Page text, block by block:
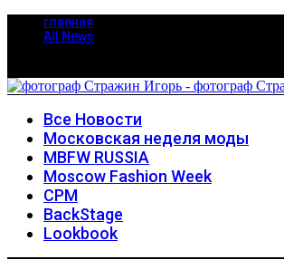
главная
All News
Все Новости
Московская неделя моды
MBFW RUSSIA
Moscow Fashion Week
CPM
BackStage
Lookbook